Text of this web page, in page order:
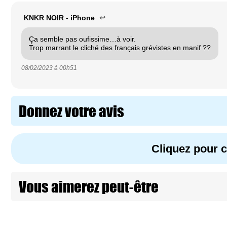
KNKR NOIR - iPhone ↩
Ça semble pas oufissime…à voir.
Trop marrant le cliché des français grévistes en manif ??
08/02/2023 à 00h51
Donnez votre avis
Cliquez pour
Vous aimerez peut-être